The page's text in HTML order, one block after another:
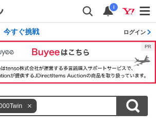
i
すぐ挑戦 ログイン